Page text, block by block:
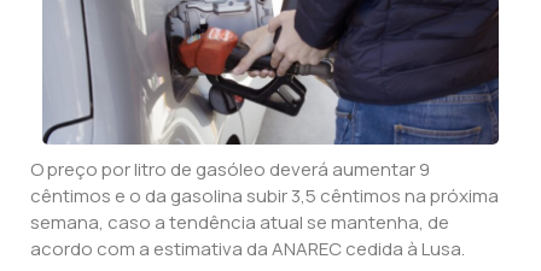
O preço por litro de gasóleo deverá aumentar 9
cêntimos e o da gasolina subir 3,5 cêntimos na próxima
semana, caso a tendência atual se mantenha, de
acordo com a estimativa da ANAREC cedida à Lusa.